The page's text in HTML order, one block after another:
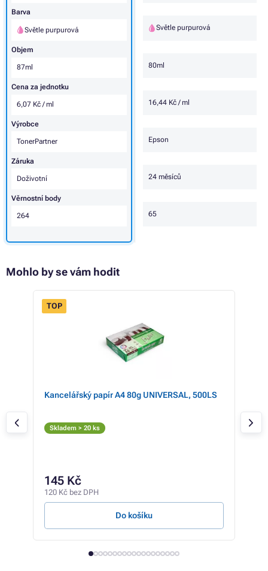
Světle purpurová
80ml
16,44 Kč / ml
Epson
24 měsíců
65
Barva
Světle purpurová
Objem
87ml
Cena za jednotku
6,07 Kč / ml
Výrobce
TonerPartner
Záruka
Doživotní
Věrnostní body
264
Mohlo by se vám hodit
TOP
Kancelářský papír A4 80g UNIVERSAL, 500LS
Skladem > 20 ks
145 Kč
120 Kč bez DPH
Do košíku